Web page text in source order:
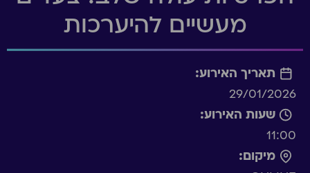
מעשיים להיערכות
תאריך האירוע:
29/01/2026
שעות האירוע:
11:00
מיקום: